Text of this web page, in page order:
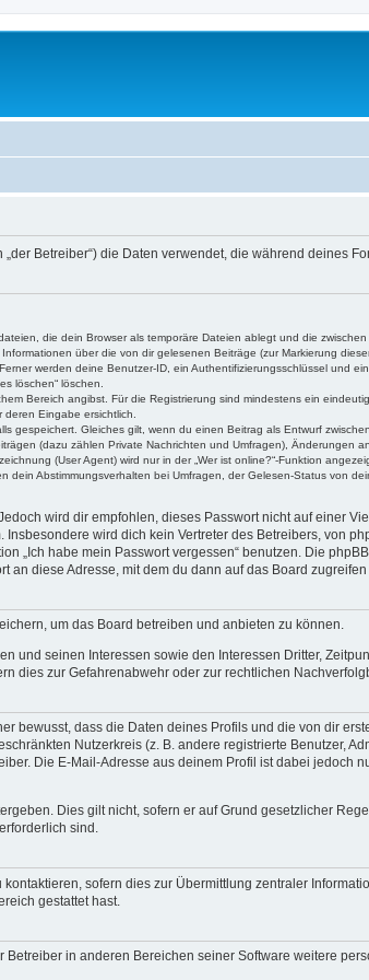
Betreiber“) die Daten verwendet, die während deines
die dein Browser als temporäre Dateien ablegt und die
über die von dir gelesenen Beiträge (zur Markierung
werden deine Benutzer-ID, ein Authentifizierungsschlüssel und
löschen“ löschen.
Bereich angibst. Für die Registrierung sind mindestens ein
Eingabe ersichtlich.
Gleiches gilt, wenn du einen Beitrag als Entwurf
(dazu zählen Private Nachrichten und Umfragen), Änderungen
(User Agent) wird nur in der „Wer ist online?“-Funktion
Abstimmungsverhalten bei Umfragen, der Gelesen-Status von
wird dir empfohlen, dieses Passwort nicht auf einer
wird dich kein Vertreter des Betreibers, von
„Ich habe mein Passwort vergessen“ benutzen. Die
diese Adresse, mit dem du dann auf das Board zugreifen
um das Board betreiben und anbieten zu können.
seinen Interessen sowie den Interessen Dritter,
dies zur Gefahrenabwehr oder zur rechtlichen
bewusst, dass die Daten deines Profils und die von dir
Nutzerkreis (z. B. andere registrierte Benutzer,
Die E-Mail-Adresse aus deinem Profil ist dabei jedoch
Dies gilt nicht, sofern er auf Grund gesetzlicher
sind.
sofern dies zur Übermittlung zentraler
gestattet hast.
in anderen Bereichen seiner Software weitere